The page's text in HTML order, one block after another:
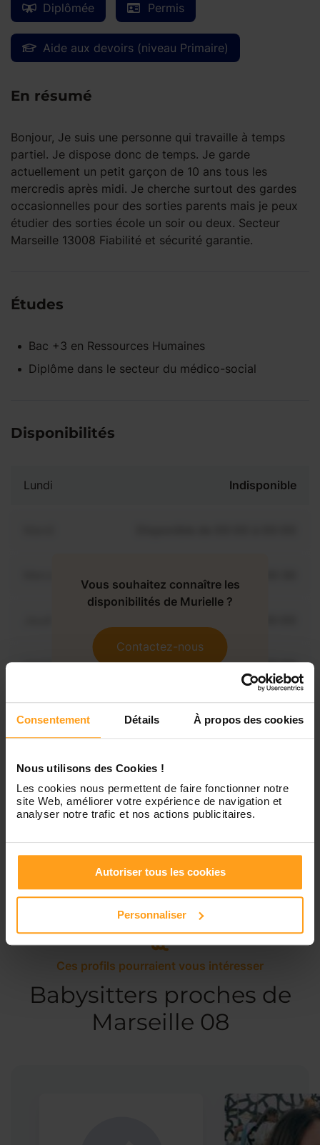
Consentement Détails À propos des cookies
Nous utilisons des Cookies !
Les cookies nous permettent de faire fonctionner notre
site Web, améliorer votre expérience de navigation et
analyser notre trafic et nos actions publicitaires.
Autoriser tous les cookies
Personnaliser
Diplômée Permis
Aide aux devoirs (niveau Primaire)
En résumé
Bonjour, Je suis une personne qui travaille à temps
partiel. Je dispose donc de temps. Je garde
actuellement un petit garçon de 10 ans tous les
mercredis après midi. Je cherche surtout des gardes
occasionnelles pour des sorties parents mais je peux
étudier des sorties école un soir ou deux. Secteur
Marseille 13008 Fiabilité et sécurité garantie.
Études
Bac +3 en Ressources Humaines
Diplôme dans le secteur du médico-social
Disponibilités
Lundi Indisponible
Vendredi Disponible de 00:00 à 00:00
Disponible de 00:00 à 00:00
Vous souhaitez connaître les
disponibilités de Murielle ?
Contactez-nous
Services proposés
Garde d’enfants
Ces profils pourraient vous intéresser
Babysitters proches de
Marseille 08